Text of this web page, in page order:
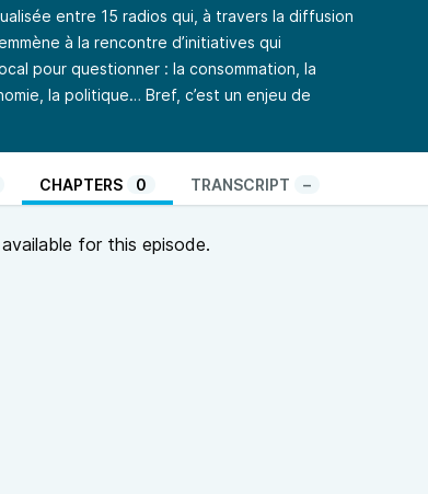
entre 15 radios qui, à travers la diffusion
à la rencontre d’initiatives qui
pour questionner : la consommation, la
la politique… Bref, c’est un enjeu de
CHAPTERS 0 TRANSCRIPT –
for this episode.